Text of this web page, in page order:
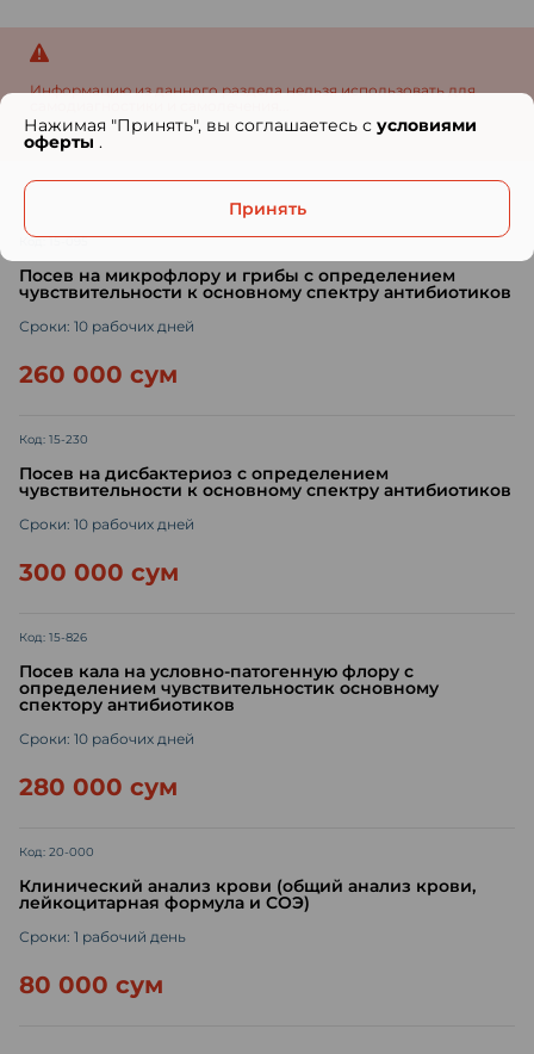
Информацию из данного раздела нельзя использовать для
Код: 15-095
Посев на микрофлору и грибы с определением
чувствительности к основному спектру антибиотиков
Сроки: 10 рабочих дней
260 000 сум
Код: 15-230
Посев на дисбактериоз с определением
чувствительности к основному спектру антибиотиков
Сроки: 10 рабочих дней
300 000 сум
Код: 15-826
Посев кала на условно-патогенную флору с
определением чувствительностик основному
спектору антибиотиков
Сроки: 10 рабочих дней
280 000 сум
Код: 20-000
Клинический анализ крови (общий анализ крови,
лейкоцитарная формула и СОЭ)
Сроки: 1 рабочий день
80 000 сум
Нажимая "Принять", вы соглашаетесь с условиями
оферты .
Принять